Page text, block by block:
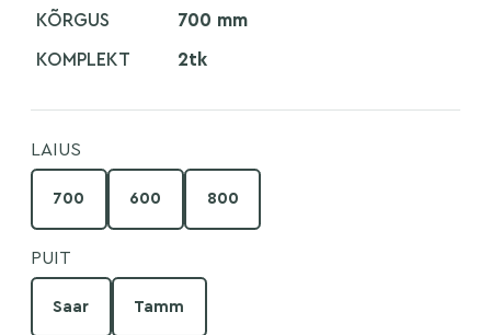
KÕRGUS 700 mm
KOMPLEKT 2tk
LAIUS
700 600 800
PUIT
Saar Tamm